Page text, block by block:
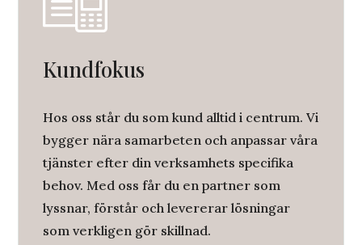
Kundfokus
Hos oss står du som kund alltid i centrum. Vi
bygger nära samarbeten och anpassar våra
tjänster efter din verksamhets specifika
behov. Med oss får du en partner som
lyssnar, förstår och levererar lösningar
som verkligen gör skillnad.